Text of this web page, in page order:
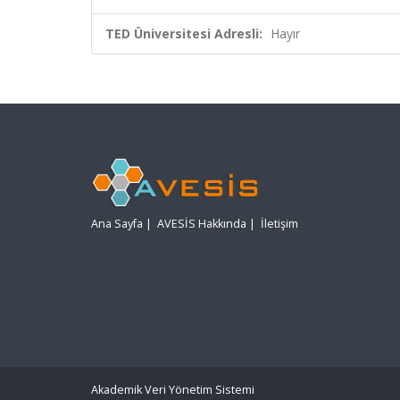
TED Üniversitesi Adresli: Hayır
Ana Sayfa | AVESİS Hakkında | İletişim
Akademik Veri Yönetim Sistemi